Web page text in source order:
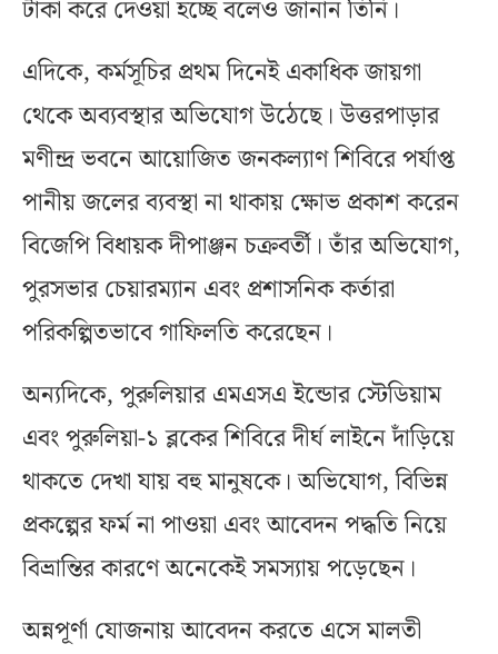
টাকা করে দেওয়া হচ্ছে বলেও জানান তিনি।
এদিকে, কর্মসূচির প্রথম দিনেই একাধিক জায়গা
থেকে অব্যবস্থার অভিযোগ উঠেছে। উত্তরপাড়ার
মণীন্দ্র ভবনে আয়োজিত জনকল্যাণ শিবিরে পর্যাপ্ত
পানীয় জলের ব্যবস্থা না থাকায় ক্ষোভ প্রকাশ করেন
বিজেপি বিধায়ক দীপাঞ্জন চক্রবর্তী। তাঁর অভিযোগ,
পুরসভার চেয়ারম্যান এবং প্রশাসনিক কর্তারা
পরিকল্পিতভাবে গাফিলতি করেছেন।
অন্যদিকে, পুরুলিয়ার এমএসএ ইন্ডোর স্টেডিয়াম
এবং পুরুলিয়া-১ ব্লকের শিবিরে দীর্ঘ লাইনে দাঁড়িয়ে
থাকতে দেখা যায় বহু মানুষকে। অভিযোগ, বিভিন্ন
প্রকল্পের ফর্ম না পাওয়া এবং আবেদন পদ্ধতি নিয়ে
বিভ্রান্তির কারণে অনেকেই সমস্যায় পড়েছেন।
অন্নপূর্ণা যোজনায় আবেদন করতে এসে মালতী